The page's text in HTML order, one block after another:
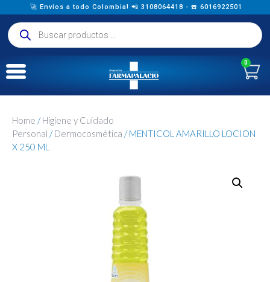
🚀 Envíos a todo Colombia! 📲 3108064418 - ☎️ 6016922501
0
Home /Higiene y Cuidado
Personal /Dermocosmética / MENTICOL AMARILLO LOCION
X 250 ML